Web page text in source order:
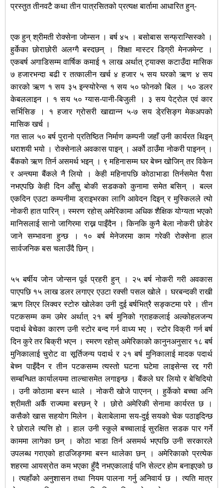
प्रस्तुत तीनवटै कथा तीन पात्रसितको प्रत्यक्ष बार्तामा आधारित हुन्-
एक हुन् श्रीमती रोक्सेना जोम्सन । बर्ष ४५ । बसोबास सन्फ्रान्सिस्को ।
हुर्केका छोराछोरी अलग्गै बस्दछन् । शिक्षा मास्टर डिग्री मेनजमेन्ट ।
एकबर्ष अगाडिसम्म वार्षिक कमाई १ लाख अर्थात् ट्याक्स कटाउँदा मासिक
७ हजारभन्दा बढी र तत्कालीन खर्च ४ हजार ५ सय घरको ऋण ४ सय
कारको ऋण १ सय ३५ इन्स्योरेन्स १ सय ५० फोनको बिल । ५० डलर
केबललाइन । १ सय ५० ग्यास-पानी-बिजुली । ३ सय पेट्रोल एवं कार
सर्भिसिङ । १ हजार ग्रोसरी खाद्यान्न ५-७ सय डे्रसिङ्ग मेकअपको
मासिक खर्च ।
गत साल ५० बर्ष पुरानो प्रतिष्ठित निर्माण कम्पनी जहाँ उनी कार्यरत थिइन्
धराशयी भयो । रोक्सेनाले अवकास पाइन् । अर्को ठाउँमा नोकरी पाइनन् ।
बैंकको ऋण तिर्न असमर्थ भइन् । ९ महिनासम्म घर बेच्न खोजिन् तर विकेन
र अन्त्यमा बैंकले नै लियो । केही महिनापछि कोठाभाडा तिर्नसमेत पैसा
नभएपछि केही दिन आँसु बोकी सडकको कुनामा समेत बसिन् । बल्ल
एकदिन एउटा कम्पनीमा ड्राइभरका लागि आवेदन दिइन् र मुस्किलले त्यो
नोकरी हात पारिन् । स्मरण रहोस् अमेरिकामा अधिक शैक्षिक योग्यता भएको
मानिसलाई सानो जागिरमा राख्न पाइँदैन । किनकि कुनै बेला नोकरी छोडेर
जाने सम्भावना हुन्छ । १० बर्ष मेनेजरमा काम गरेकी रोक्सेना हाल
सार्वजनिक बस चलाउँदै छिन् ।
५५ बर्षीय जोन जोन्सन पूर्व प्रहरी हुन् । २५ बर्ष नोकरी गरी अवकास
पाएपछि १५ लाख डलर लगाएर एउटा रक्सी पसल खोले । घरबन्दकी राखी
ऋण लिएर लिक्वर स्टोरु खोलेका उनी दुई बर्षभित्रै सङ्कटमा परे । तीन
पटकसम्म कम उमेर अर्थात् २१ बर्ष मुनिको ग्राहकलाई अल्कोहलजन्य
पदार्थ बेचेका कारण उनी स्टोर बन्द गर्न वाध्य भए । स्टोर विक्री गर्न बर्ष
दिन कुरे तर बिक्री भएन । स्मरण रहोस् अमेरिकाको कानुनअनुसार १८ बर्ष
मुनिकालाई चुरोट वा सूर्तिजन्य पदार्थ र २१ बर्ष मुनिकालाई मादक पदार्थ
बेच्न पाइँदैन र तीन पटकसम्म त्यस्तो घटना घटेमा लाइसेन्स रद्द गरी
सम्बन्धित कार्यालयमा ताल्चासमेत लगाइन्छ । बैंकले घर लियो र बेचिदियो
। उनी कोठामा बस्न थाले । नोकरी खोजे पाएनन् । हुर्केको बच्चा अनि
श्रीमती अर्कै राज्यमा बस्छन् रे । छोरो अमेरिकी सेनामा कार्यरत छ ।
कसैको खास सहयोग मिलेन । बेलाबेलामा सय-दुई सयको चेक पठाइदिन्छ
रे छोराले त्यत्ति हो । हाल उनी स्कुले बच्चालाई सुरक्षित सडक पार गर्ने
काममा लागेका छन् । कोठा भाडा तिर्न असमर्थ भएपछि उनी सरकारले
उपलब्ध गराएको हाउजिङ्गमा बस्न थालेका छन् । अमेरिकाको प्रत्येक
शहरमा आयस्रोत कम भएका हुँदै नभएकालाई पनि सेल्टर होम बनाइएको छ
। त्यहाँको अनुशासन तथा नियम पालना गर्नु अनिवार्य छ । त्यति मात्र